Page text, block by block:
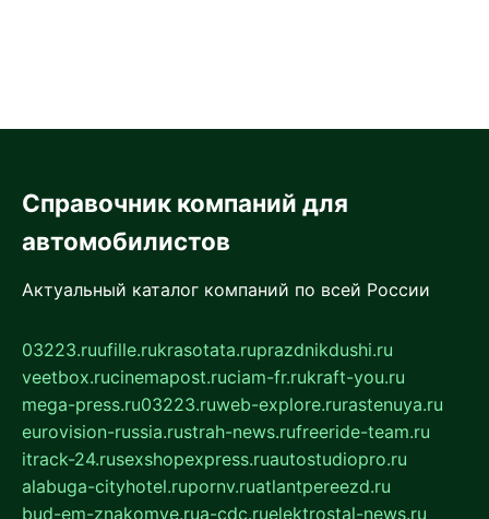
Справочник компаний для
автомобилистов
Актуальный каталог компаний по всей России
03223.ruufille.rukrasotata.ruprazdnikdushi.ru
veetbox.rucinemapost.ruciam-fr.rukraft-you.ru
mega-press.ru03223.ruweb-explore.rurastenuya.ru
eurovision-russia.rustrah-news.rufreeride-team.ru
itrack-24.rusexshopexpress.ruautostudiopro.ru
alabuga-cityhotel.rupornv.ruatlantpereezd.ru
bud-em-znakomye.rua-cdc.ruelektrostal-news.ru